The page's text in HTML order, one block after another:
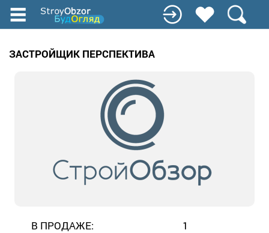
Перейти
содержанию
ЗАСТРОЙЩИК ПЕРСПЕКТИВА
В ПРОДАЖЕ:
1